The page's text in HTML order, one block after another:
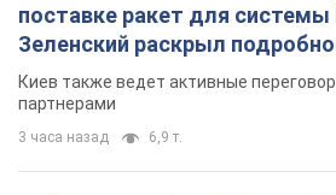
поставке ракет для
Зеленский раскрыл
Киев также ведет активные
партнерами
3 часа назад 6,9 т.